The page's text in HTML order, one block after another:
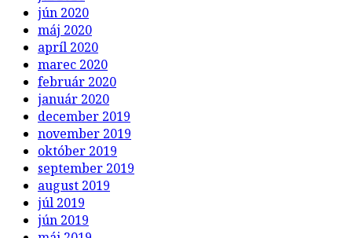
jún 2020
máj 2020
apríl 2020
marec 2020
február 2020
január 2020
december 2019
november 2019
október 2019
september 2019
august 2019
júl 2019
jún 2019